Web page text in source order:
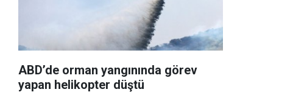
ABD’de orman yangınında görev
yapan helikopter düştü